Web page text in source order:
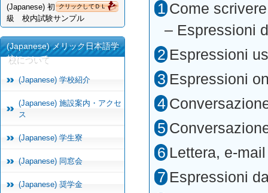
クリックしてＤＬ
(Japanese) 初
級 校内試験サンプル
(Japanese) メリック日本語学
校について
(Japanese) 学校紹介
(Japanese) 施設案内・アクセ
ス
(Japanese) 学生寮
(Japanese) 同窓会
(Japanese) 奨学金
Come
– Espressioni
Espressioni
Espressioni
Lettera, e-
Espressioni